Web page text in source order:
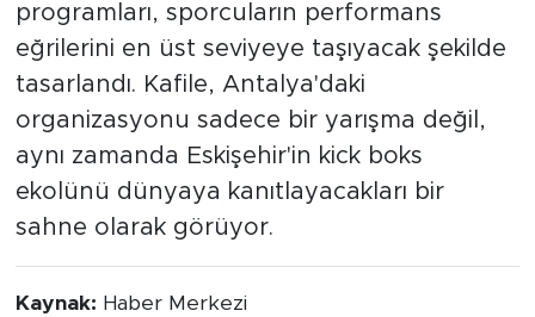
programları, sporcuların performans
eğrilerini en üst seviyeye taşıyacak şekilde
tasarlandı. Kafile, Antalya'daki
organizasyonu sadece bir yarışma değil,
aynı zamanda Eskişehir'in kick boks
ekolünü dünyaya kanıtlayacakları bir
sahne olarak görüyor.
Kaynak: Haber Merkezi